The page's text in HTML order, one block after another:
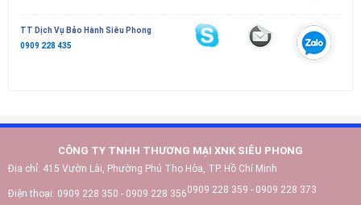
TT Dịch Vụ Bảo Hành Siêu Phong
0909 228 435
CÔNG TY TNHH THƯƠNG MẠI XNK SIÊU PHONG
Địa chỉ: 415 Vườn Lài, Phường Phú Thọ Hòa, TP. Hồ Chí Minh
Điện thoại: 0909 228 350 - 0909 228 3560909 228 359 - 0909 228 373